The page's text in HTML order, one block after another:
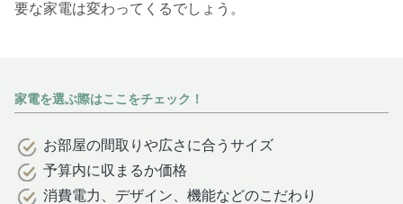
要な家電は変わってくるでしょう。
家電を選ぶ際はここをチェック！
お部屋の間取りや広さに合うサイズ
予算内に収まるか価格
消費電力、デザイン、機能などのこだわり